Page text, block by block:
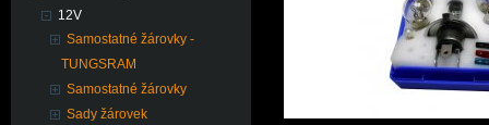
12V
Samostatné žárovky -
TUNGSRAM
Samostatné žárovky
Sady žárovek